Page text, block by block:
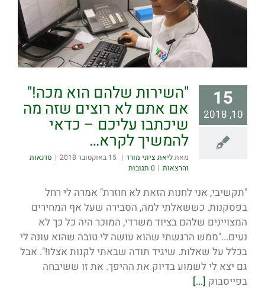
15
10, 2018
"השירות שלהם הוא מכה!"
אם אתם לא רוצים שזה מה
שיכתבו עליכם – כדאי
להמשיך לקרא…
מאתליאת ציוני מורד | 15 באוקטובר 2018 | סדנאות
והרצאות | 0 תגובות
"תקשיבי, אני לחנות הזאת לא חוזרת" אמרה לי רחל
בפסקנות. כששאלתי למה, הסבירה שעל אף המחירים
המצויינים שלהם בציוד משרדי, המוכר היה כל כך לא
נעים..."ממש הרגשתי שהוא עושה לי טובה שהוא עונה לי
בכלל על שאלות. שיגיד תודה שבאתי לקנות אצלו!". אבל
גם יצא לי לשמוע בדיוק את ההיפך. את זו ששיבחה
בפייסבוק [...]